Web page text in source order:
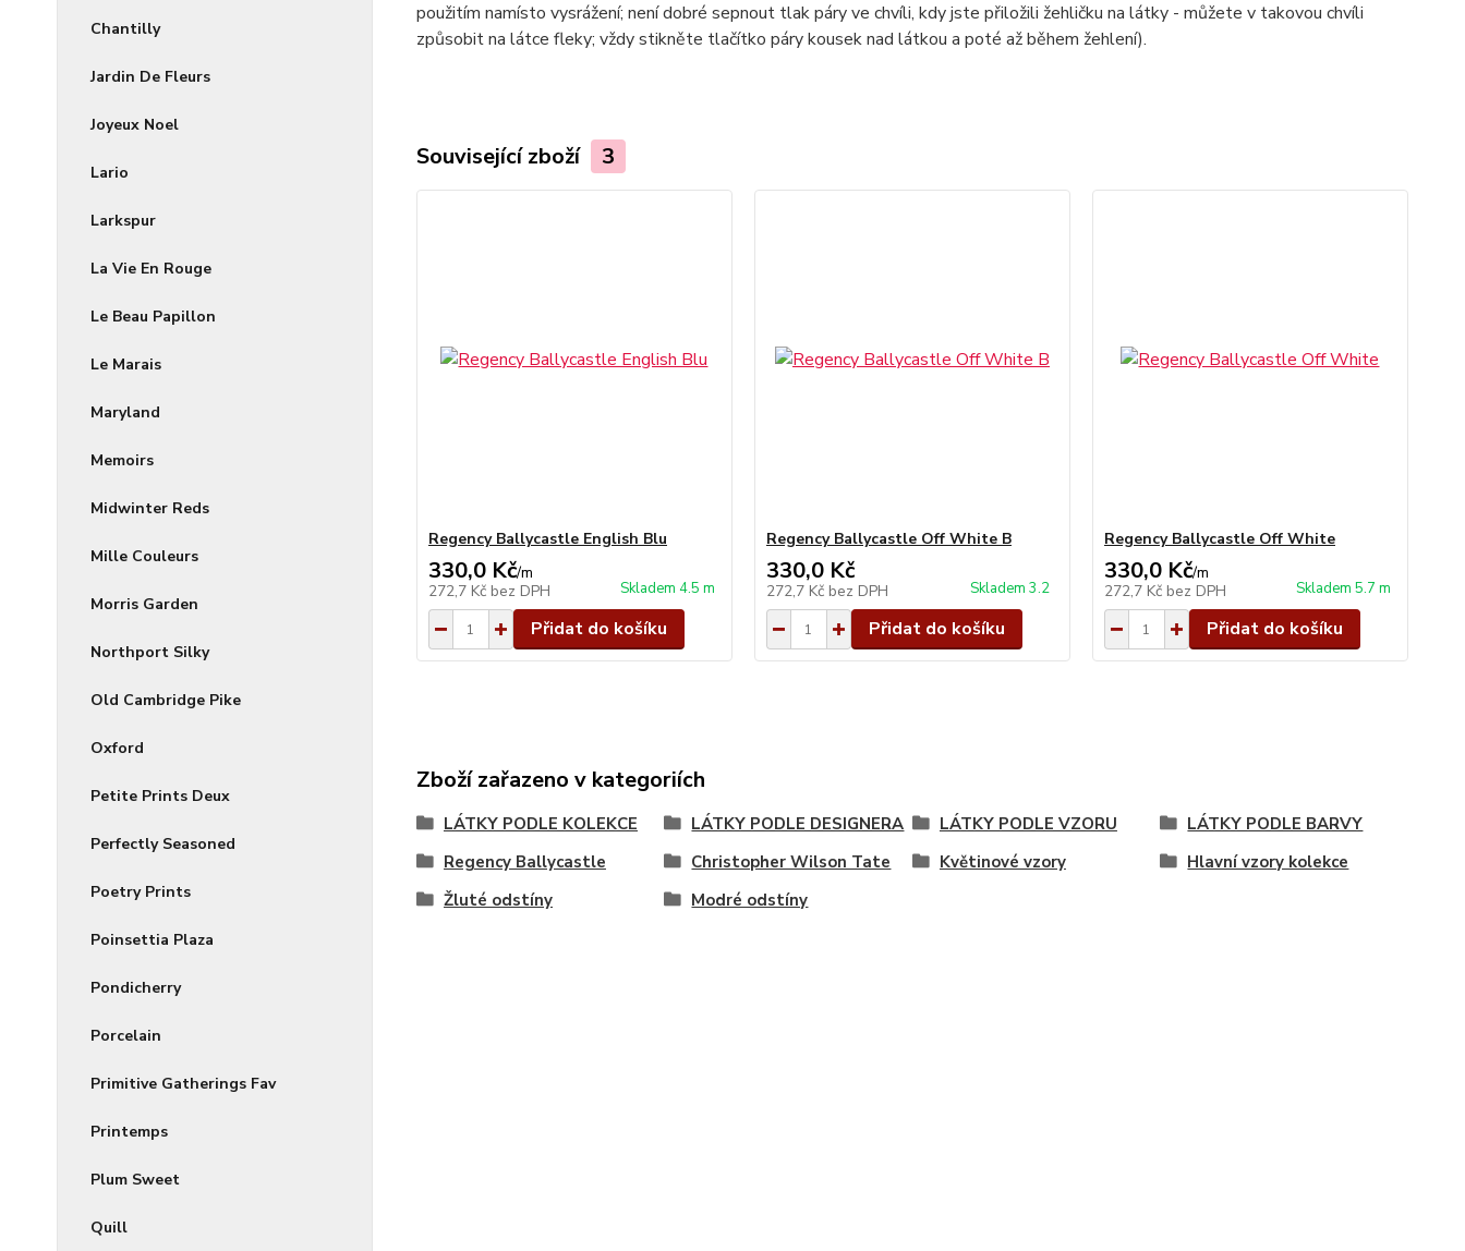
Chantilly
Jardin De Fleurs
Joyeux Noel
Lario
Larkspur
La Vie En Rouge
Le Beau Papillon
Le Marais
Maryland
Memoirs
Midwinter Reds
Mille Couleurs
Morris Garden
Northport Silky
Old Cambridge Pike
Oxford
Petite Prints Deux
Perfectly Seasoned
Poetry Prints
Poinsettia Plaza
Pondicherry
Porcelain
Primitive Gatherings Fav
Printemps
Plum Sweet
Quill
použitím namísto vysrážení; není dobré sepnout tlak páry ve chvíli, kdy jste přiložili žehličku na látky - můžete v takovou chvíli
způsobit na látce fleky; vždy stikněte tlačítko páry kousek nad látkou a poté až během žehlení).
Související zboží 3
Regency Ballycastle English Blu
330,0 Kč/m
272,7 Kč bez DPH Skladem 4.5 m
Přidat do košíku
Regency Ballycastle Off White B
330,0 Kč
272,7 Kč bez DPH Skladem 3.2
Přidat do košíku
Regency Ballycastle Off White
330,0 Kč/m
272,7 Kč bez DPH Skladem 5.7 m
Přidat do košíku
Zboží zařazeno v kategoriích
LÁTKY PODLE KOLEKCE LÁTKY PODLE DESIGNERA LÁTKY PODLE VZORU
LÁTKY PODLE BARVY
Regency Ballycastle
Christopher Wilson Tate Květinové vzory
Hlavní vzory kolekce
Žluté odstíny
Modré odstíny